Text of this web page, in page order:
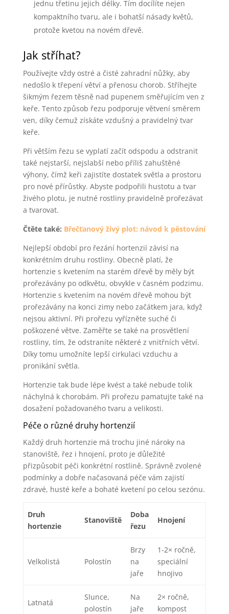
jednu třetinu jejich délky. Tím docílíte nejen
kompaktního tvaru, ale i bohatší násady květů,
protože kvetou na novém dřevě.
Jak stříhat?
Používejte vždy ostré a čisté zahradní nůžky, aby
nedošlo k třepení větví a přenosu chorob. Stříhejte
šikmým řezem těsně nad pupenem směřujícím ven z
keře. Tento způsob řezu podporuje větvení směrem
ven, díky čemuž získáte vzdušný a pravidelný tvar
keře.
Při větším řezu se vyplatí začít odspodu a odstranit
také nejstarší, nejslabší nebo příliš zahuštěné
výhony, čímž keři zajistíte dostatek světla a prostoru
pro nové přírůstky. Abyste podpořili hustotu a tvar
živého plotu, je nutné rostliny pravidelně prořezávat
a tvarovat.
Čtěte také: Břečťanový živý plot: návod k pěstování
Nejlepší období pro řezání hortenzií závisí na
konkrétním druhu rostliny. Obecně platí, že
hortenzie s kvetením na starém dřevě by měly být
prořezávány po odkvětu, obvykle v časném podzimu.
Hortenzie s kvetením na novém dřevě mohou být
prořezávány na konci zimy nebo začátkem jara, když
nejsou aktivní. Při prořezu vyřízněte suché či
poškozené větve. Zaměřte se také na prosvětlení
rostliny, tím, že odstraníte některé z vnitřních větví.
Díky tomu umožníte lepší cirkulaci vzduchu a
pronikání světla.
Hortenzie tak bude lépe kvést a také nebude tolik
náchylná k chorobám. Při prořezu pamatujte také na
dosažení požadovaného tvaru a velikosti.
Péče o různé druhy hortenzií
Každý druh hortenzie má trochu jiné nároky na
stanoviště, řez i hnojení, proto je důležité
přizpůsobit péči konkrétní rostlině. Správně zvolené
podmínky a dobře načasovaná péče vám zajistí
zdravé, husté keře a bohaté kvetení po celou sezónu.
Druh
hortenzie
Stanoviště
Doba
řezu
Hnojení
Velkolistá Polostín
Brzy
na
jaře
1-2× ročně,
speciální
hnojivo
Latnatá
Slunce,
polostín
Na
jaře
2× ročně,
kompost